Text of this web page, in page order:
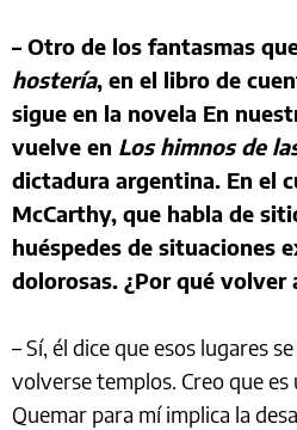
– Otro de los fantasmas
hostería, en el libro de
sigue en la novela En
vuelve en Los himnos de
dictadura argentina. En el
McCarthy, que habla de
huéspedes de situaciones
dolorosas. ¿Por qué volver
– Sí, él dice que esos lugares
volverse templos. Creo que es
Quemar para mí implica la